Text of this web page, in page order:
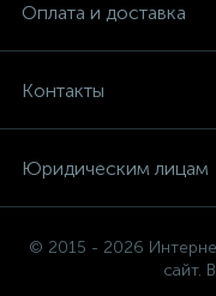
Оплата и доставка
Контакты
Юридическим лицам
© 2015 - 2026
сайт.